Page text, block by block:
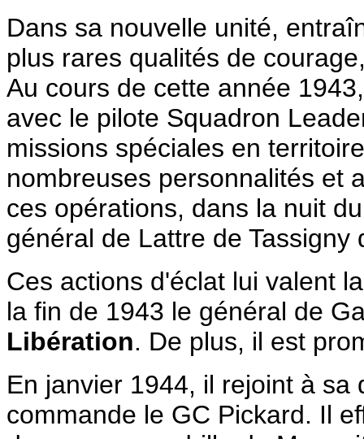
Dans sa nouvelle unité,
plus rares qualités de
Au cours de cette année
avec le pilote Squadron
missions spéciales en
nombreuses personnalités et
ces opérations, dans la nuit
général de Lattre de Tassigny
Ces actions d'éclat lui valent
la fin de 1943 le général de
Libération. De plus, il est
En janvier 1944, il rejoint à
commande le GC Pickard. Il